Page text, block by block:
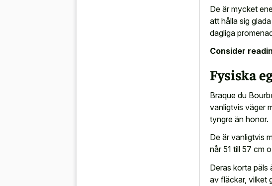
De är mycket
att hålla sig
dagliga
Consider
Fysiska
Braque du
vanligtvis väger
tyngre än honor.
De är vanligtvis
når 51 till 57 cm
Deras korta päls
av fläckar, vilket